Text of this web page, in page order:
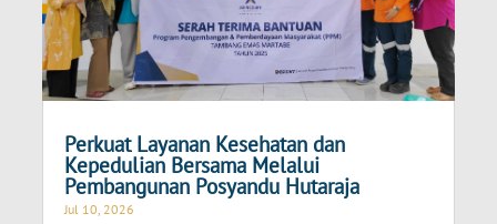
Perkuat Layanan Kesehatan dan
Kepedulian Bersama Melalui
Pembangunan Posyandu Hutaraja
Jul 10, 2026